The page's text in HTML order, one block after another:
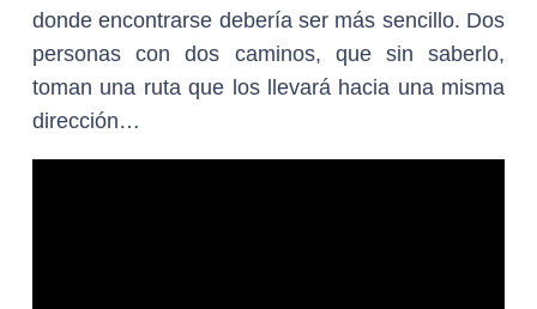
donde encontrarse debería ser más sencillo. Dos
personas con dos caminos, que sin saberlo,
toman una ruta que los llevará hacia una misma
dirección…